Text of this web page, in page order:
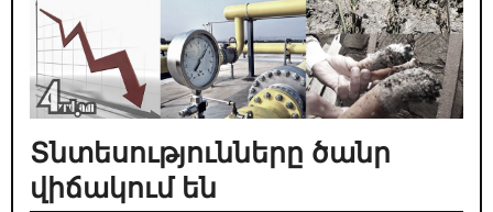
Տնտեսությունները ծանր
վիճակում են